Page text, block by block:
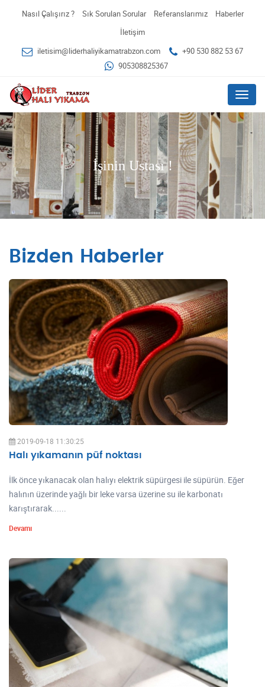
Nasıl Çalışırız ? Sık Sorulan Sorular Referanslarımız
Haberler
İletişim
iletisim@liderhaliyikamatrabzon.com
+90 530 882 53 67
905308825367
Menu
İşinin Ustası !
Bizden Haberler
2019-09-18 11:30:25
Halı yıkamanın püf noktası
İlk önce yıkanacak olan halıyı elektrik süpürgesi ile süpürün. Eğer
halının üzerinde yağlı bir leke varsa üzerine su ile karbonatı
karıştırarak......
Devamı